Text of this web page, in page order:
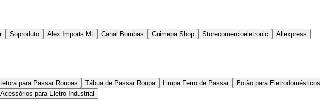
Soproduto Alex Imports Mt Canal Bombas Guimepa Shop Storecomercioeletronic Aliexpress
para Passar Roupas Tábua de Passar Roupa Limpa Ferro de Passar Botão para Eletrodomésticos
para Eletro Industrial